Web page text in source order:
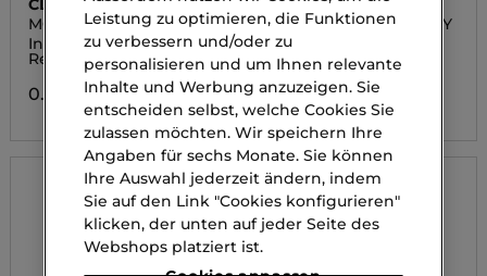
CLINIQUE
MOISTURE SURGE
Intense 72H Lipid-
Replenishing Hydrator
0.00 CHF
BIOTHERM
BT COLLAGEN FIT BODY
Körpercreme
0.00 CHF
Leistung zu optimieren, die Funktionen
zu verbessern und/oder zu
personalisieren und um Ihnen relevante
Inhalte und Werbung anzuzeigen. Sie
entscheiden selbst, welche Cookies Sie
zulassen möchten. Wir speichern Ihre
Angaben für sechs Monate. Sie können
Ihre Auswahl jederzeit ändern, indem
Sie auf den Link "Cookies konfigurieren"
klicken, der unten auf jeder Seite des
Webshops platziert ist.